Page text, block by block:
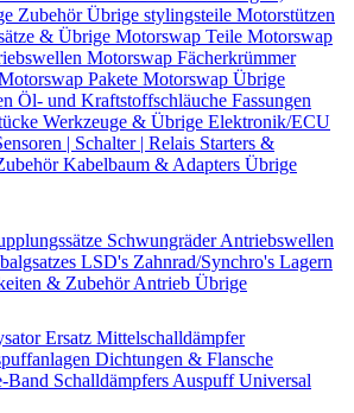
ZubehörÜbrige stylingsteile Motorstützen
& Übrige Motorswap Teile Motorswap
Motorswap Fächerkrümmer
Pakete Motorswap Übrige
Öl- und Kraftstoffschläuche Fassungen
Werkzeuge & Übrige Elektronik/ECU
| Schalter | Relais Starters &
Kabelbaum & Adapters Übrige
SchwungräderAntriebswellen
LSD's Zahnrad/Synchro's Lagern
& ZubehörAntrieb Übrige
Ersatz Mittelschalldämpfer
Dichtungen & Flansche
Band Schalldämpfers Auspuff Universal